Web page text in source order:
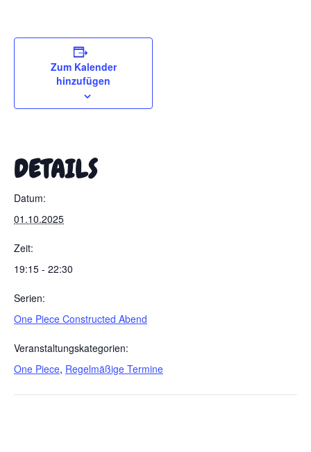
Zum Kalender
hinzufügen
DETAILS
Datum:
01.10.2025
Zeit:
19:15 - 22:30
Serien:
One Piece Constructed Abend
Veranstaltungskategorien:
One Piece, Regelmäßige Termine